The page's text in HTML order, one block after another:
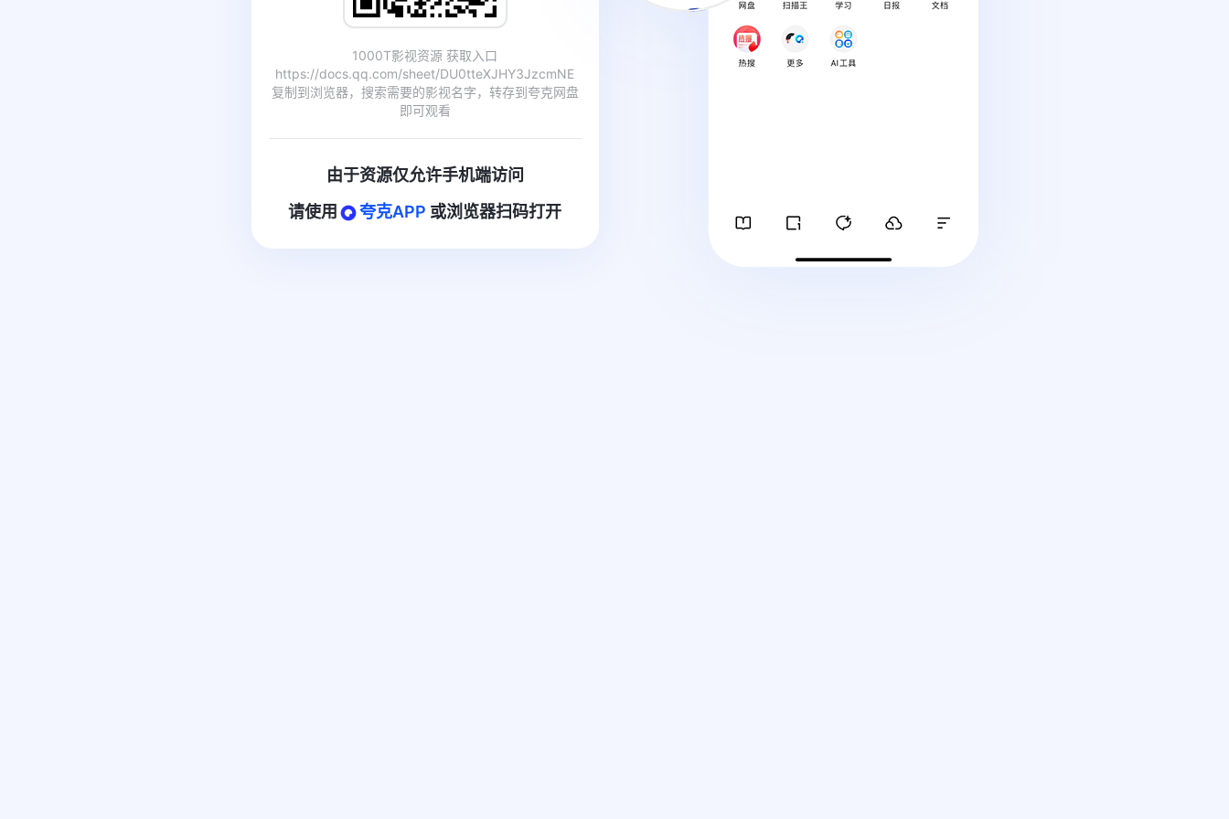
1000T影视资源 获取入口
https://docs.qq.com/sheet/DU0tteXJHY3JzcmNE
复制到浏览器，搜索需要的影视名字，转存到夸克网盘
即可观看
由于资源仅允许手机端访问
请使用
夸克APP 或浏览器扫码打开